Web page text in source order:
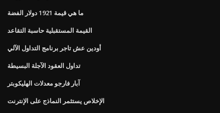
ما هي قيمة 1921 دولار الفضة
القيمة المستقبلية حاسبة التقاعد
أودين عش تاجر برنامج التداول الآلي
تداول العقود الآجلة البسيطة
آبار فارجو معدلات الهليكوبتر
الإخلاص يستثمر النماذج على الإنترنت